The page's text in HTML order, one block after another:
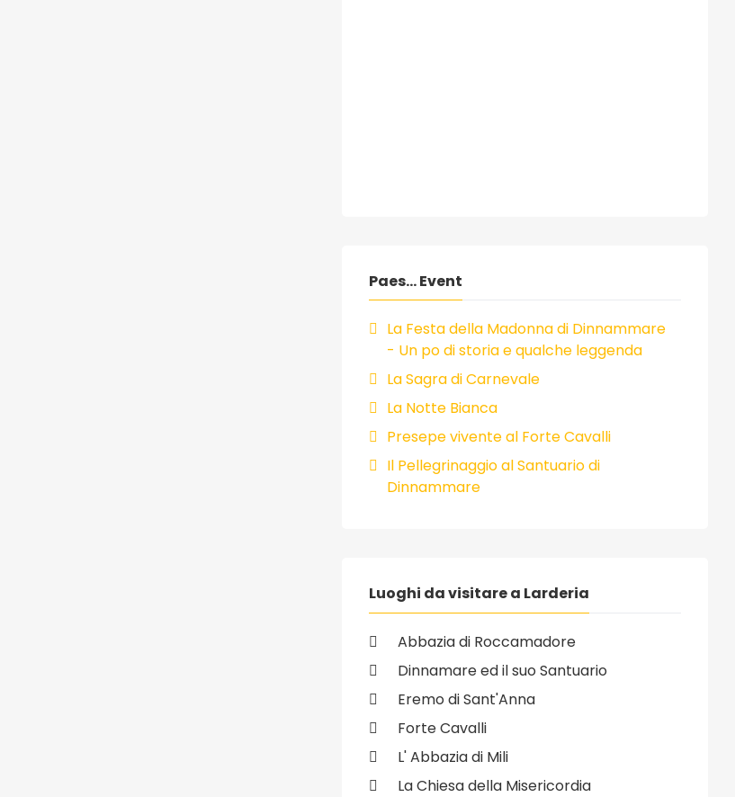
Paes... Event
La Festa della Madonna di Dinnammare
- Un po di storia e qualche leggenda
La Sagra di Carnevale
La Notte Bianca
Presepe vivente al Forte Cavalli
Il Pellegrinaggio al Santuario di
Dinnammare
Luoghi da visitare a Larderia
Abbazia di Roccamadore
Dinnamare ed il suo Santuario
Eremo di Sant'Anna
Forte Cavalli
L' Abbazia di Mili
La Chiesa della Misericordia